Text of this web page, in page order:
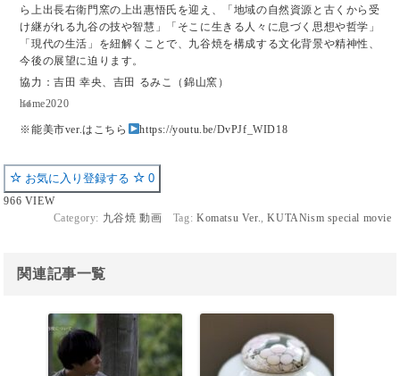
ら上出長右衛門窯の上出惠悟氏を迎え、「地域の自然資源と古くから受
け継がれる九谷の技や智慧」「そこに生きる人々に息づく思想や哲学」
「現代の生活」を紐解くことで、九谷焼を構成する文化背景や精神性、
今後の展望に迫ります。
協力：吉田 幸央、吉田 るみこ（錦山窯）
home2020
※能美市ver.はこちら https://youtu.be/DvPJf_WID18
お気に入り登録する 0
966 VIEW
Category: 九谷焼 動画 Tag: Komatsu Ver.,KUTANism special movie
関連記事一覧